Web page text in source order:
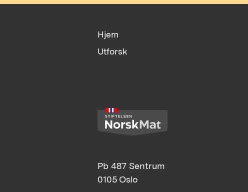
Hjem
Utforsk
Pb 487 Sentrum
0105 Oslo